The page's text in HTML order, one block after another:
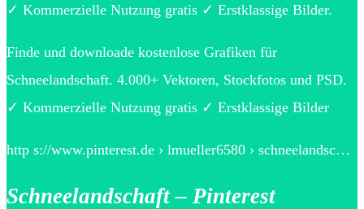
✓ Kommerzielle Nutzung gratis ✓ Erstklassige Bilder.
Finde und downloade kostenlose Grafiken für
Schneelandschaft. 4.000+ Vektoren, Stockfotos und PSD.
✓ Kommerzielle Nutzung gratis ✓ Erstklassige Bilder
http s://www.pinterest.de › lmueller6580 › schneelandsc…
Schneelandschaft – Pinterest